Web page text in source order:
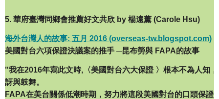
5. 華府臺灣同鄉會推薦好文共欣 by 楊遠薰 (Carole Hsu)
海外台灣人的故事: 五月 2016 (overseas-tw.blogspot.com)
美國對台六項保證決議案的推手 ─昆布勞與 FAPA的故事
"我在2016年寫此文時,〈美國對台六大保證 〉根本不為人知
訝與鼓舞。
FAPA在美台關係低潮時期，努力將這段美國對台的口頭保